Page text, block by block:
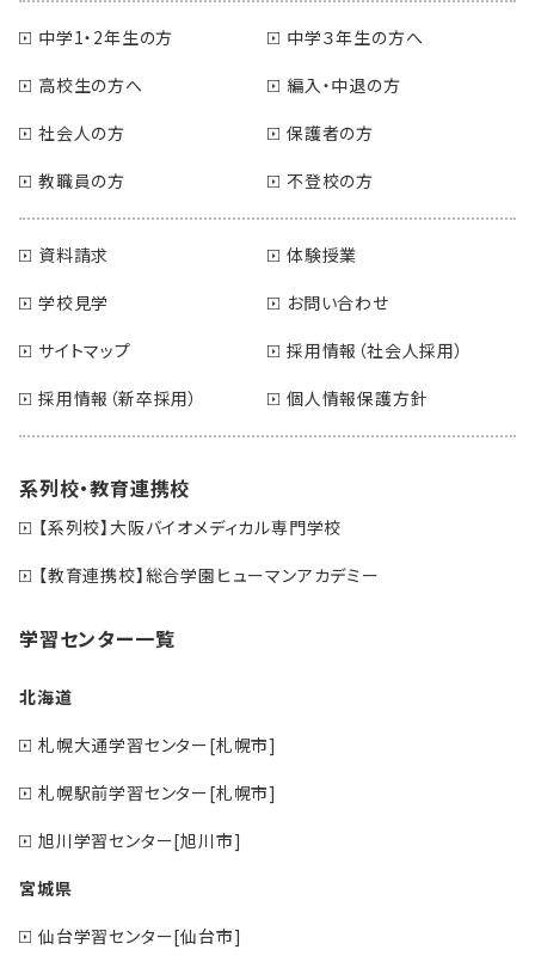
中学1・2年生の方
中学３年生の方へ
高校生の方へ
編入・中退の方
社会人の方
保護者の方
教職員の方
不登校の方
資料請求
体験授業
学校見学
お問い合わせ
サイトマップ
採用情報（社会人採用）
採用情報（新卒採用）
個人情報保護方針
系列校・教育連携校
【系列校】大阪バイオメディカル専門学校
【教育連携校】総合学園ヒューマンアカデミー
学習センター一覧
北海道
札幌大通学習センター[札幌市]
札幌駅前学習センター[札幌市]
旭川学習センター[旭川市]
宮城県
仙台学習センター[仙台市]